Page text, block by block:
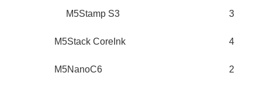
M5Stamp S3 3
M5Stack CoreInk 4
M5NanoC6 2